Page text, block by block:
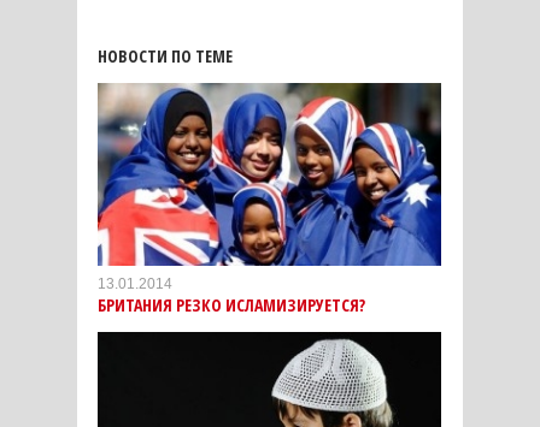
НОВОСТИ ПО ТЕМЕ
13.01.2014
БРИТАНИЯ РЕЗКО ИСЛАМИЗИРУЕТСЯ?